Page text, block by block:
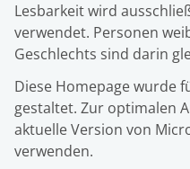
Lesbarkeit wird
verwendet. Personen
Geschlechts sind darin
Diese Homepage wurde
gestaltet. Zur optimalen
aktuelle Version von
verwenden.